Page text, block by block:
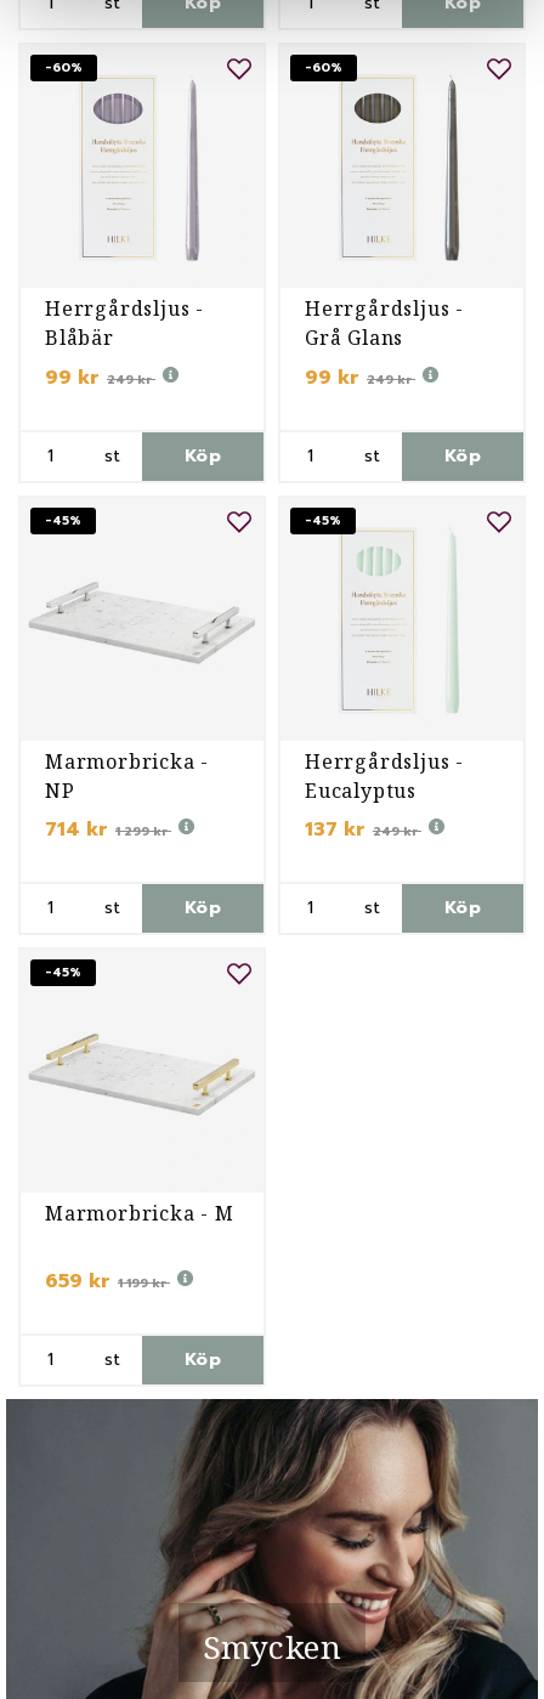
-60%
Herrgårdsljus -
Blåbär
99 kr 249 kr
st Köp
-60%
Herrgårdsljus -
Grå Glans
99 kr 249 kr
st Köp
-45%
Marmorbricka -
NP
714 kr 1 299 kr
st Köp
-45%
Herrgårdsljus -
Eucalyptus
137 kr 249 kr
st Köp
-45%
Marmorbricka - M
659 kr 1 199 kr
st Köp
Smycken